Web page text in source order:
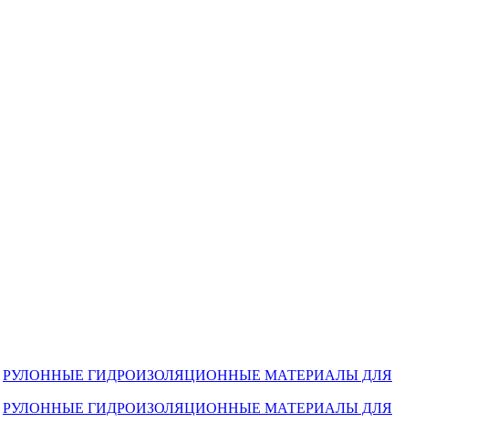
РУЛОННЫЕ ГИДРОИЗОЛЯЦИОННЫЕ МАТЕРИАЛЫ ДЛЯ
РУЛОННЫЕ ГИДРОИЗОЛЯЦИОННЫЕ МАТЕРИАЛЫ ДЛЯ